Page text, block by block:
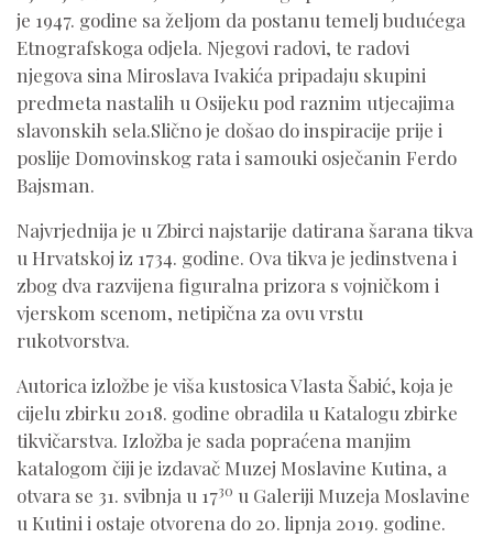
je 1947. godine sa željom da postanu temelj budućega
Etnografskoga odjela. Njegovi radovi, te radovi
njegova sina Miroslava Ivakića pripadaju skupini
predmeta nastalih u Osijeku pod raznim utjecajima
slavonskih sela.Slično je došao do inspiracije prije i
poslije Domovinskog rata i samouki osječanin Ferdo
Bajsman.
Najvrjednija je u Zbirci najstarije datirana šarana tikva
u Hrvatskoj iz 1734. godine. Ova tikva je jedinstvena i
zbog dva razvijena figuralna prizora s vojničkom i
vjerskom scenom, netipična za ovu vrstu
rukotvorstva.
Autorica izložbe je viša kustosica Vlasta Šabić, koja je
cijelu zbirku 2018. godine obradila u Katalogu zbirke
tikvičarstva. Izložba je sada popraćena manjim
katalogom čiji je izdavač Muzej Moslavine Kutina, a
otvara se 31. svibnja u 1730 u Galeriji Muzeja Moslavine
u Kutini i ostaje otvorena do 20. lipnja 2019. godine.